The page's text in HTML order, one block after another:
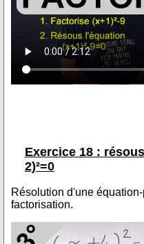
Exercice 18 :
2)²=0
Résolution d'une
factorisation.